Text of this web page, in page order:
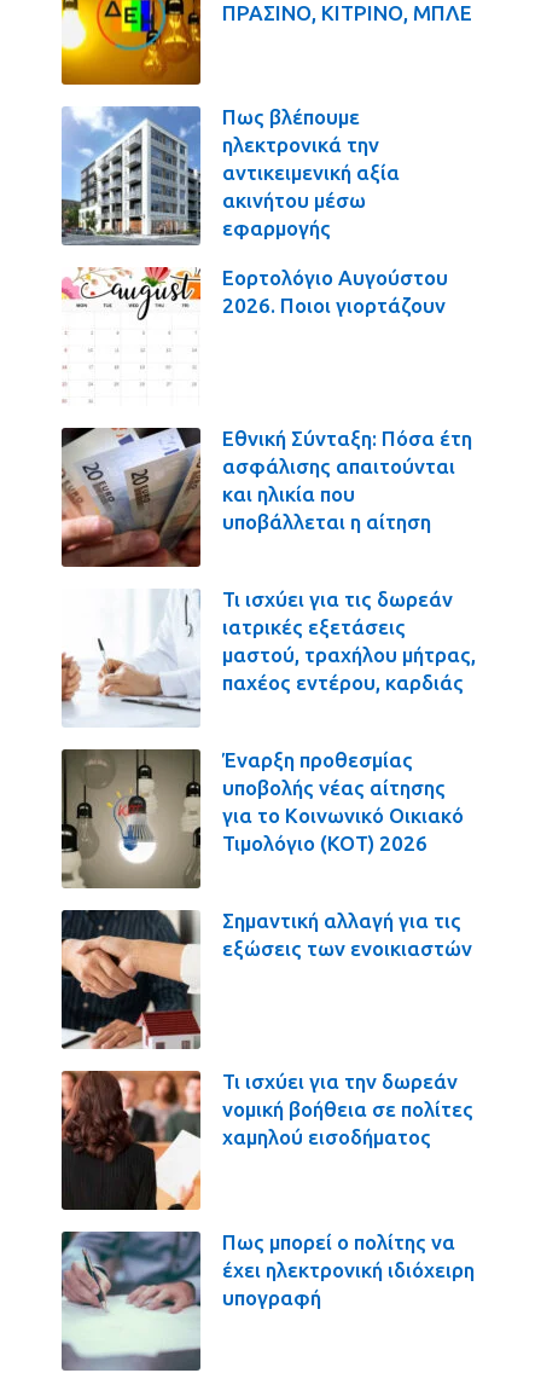
ΠΡΑΣΙΝΟ, ΚΙΤΡΙΝΟ, ΜΠΛΕ
Πως βλέπουμε
ηλεκτρονικά την
αντικειμενική αξία
ακινήτου μέσω
εφαρμογής
Εορτολόγιο Αυγούστου
2026. Ποιοι γιορτάζουν
Εθνική Σύνταξη: Πόσα έτη
ασφάλισης απαιτούνται
και ηλικία που
υποβάλλεται η αίτηση
Τι ισχύει για τις δωρεάν
ιατρικές εξετάσεις
μαστού, τραχήλου μήτρας,
παχέος εντέρου, καρδιάς
Έναρξη προθεσμίας
υποβολής νέας αίτησης
για το Κοινωνικό Οικιακό
Τιμολόγιο (ΚΟΤ) 2026
Σημαντική αλλαγή για τις
εξώσεις των ενοικιαστών
Τι ισχύει για την δωρεάν
νομική βοήθεια σε πολίτες
χαμηλού εισοδήματος
Πως μπορεί ο πολίτης να
έχει ηλεκτρονική ιδιόχειρη
υπογραφή